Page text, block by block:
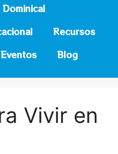
Recursos
Eventos Blog
Vivir en